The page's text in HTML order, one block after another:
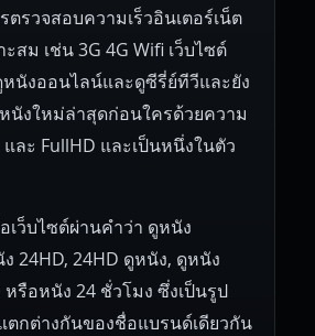
รวจสอบความเร็วอินเตอร์เน็ต
สม เช่น 3G 4G Wifi เว็บไซต์
หนังออนไลน์และดูซีรี่ย์ทีวีและยัง
นังใหม่ล่าสุดก่อนใครด้วยความ
ละ FullHD และเป็นหนึ่งในตัว
เว็บไซต์ผ่านคำว่า ดูหนัง
24HD, 24HD ดูหนัง, ดูหนัง
รือหนัง 24 ชั่วโมง ซึ่งเป็นรูป
กต่างกันของชื่อแบรนด์เดียวกัน